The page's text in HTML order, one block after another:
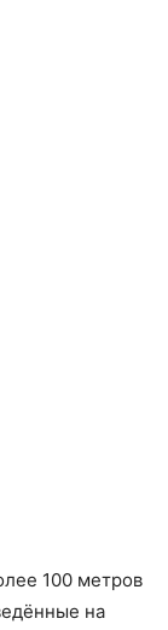
100 метров
на